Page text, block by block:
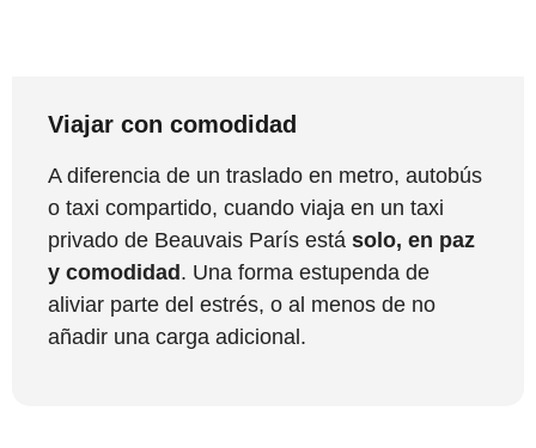
Viajar con comodidad
A diferencia de un traslado en metro, autobús
o taxi compartido, cuando viaja en un taxi
privado de Beauvais París está solo, en paz
y comodidad. Una forma estupenda de
aliviar parte del estrés, o al menos de no
añadir una carga adicional.